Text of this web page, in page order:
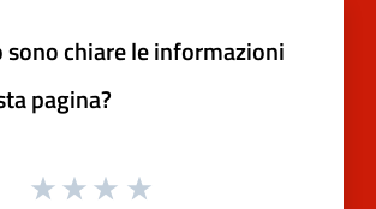
sono chiare le informazioni
pagina?